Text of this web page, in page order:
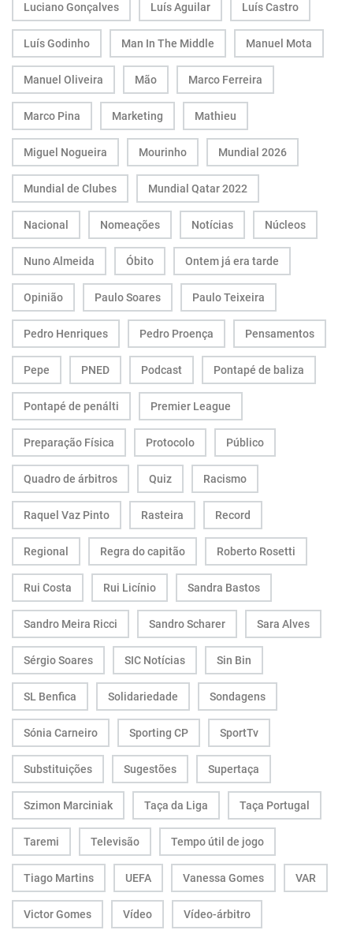
Luciano Gonçalves Luís Aguilar Luís Castro
Luís Godinho Man In The Middle Manuel Mota
Manuel Oliveira Mão Marco Ferreira
Marco Pina Marketing Mathieu
Miguel Nogueira Mourinho Mundial 2026
Mundial de Clubes Mundial Qatar 2022
Nacional Nomeações Notícias Núcleos
Nuno Almeida Óbito Ontem já era tarde
Opinião Paulo Soares Paulo Teixeira
Pedro Henriques Pedro Proença Pensamentos
Pepe PNED Podcast Pontapé de baliza
Pontapé de penálti Premier League
Preparação Física Protocolo Público
Quadro de árbitros Quiz Racismo
Raquel Vaz Pinto Rasteira Record
Regional Regra do capitão Roberto Rosetti
Rui Costa Rui Licínio Sandra Bastos
Sandro Meira Ricci Sandro Scharer Sara Alves
Sérgio Soares SIC Notícias Sin Bin
SL Benfica Solidariedade Sondagens
Sónia Carneiro Sporting CP SportTv
Substituições Sugestões Supertaça
Szimon Marciniak Taça da Liga Taça Portugal
Taremi Televisão Tempo útil de jogo
Tiago Martins UEFA Vanessa Gomes VAR
Victor Gomes Vídeo Vídeo-árbitro